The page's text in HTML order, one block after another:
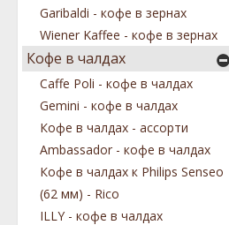
Garibaldi - кофе в зернах
Wiener Kaffee - кофе в зернах
Кофе в чалдах
Caffe Poli - кофе в чалдах
Gemini - кофе в чалдах
Кофе в чалдах - ассорти
Ambassador - кофе в чалдах
Кофе в чалдах к Philips Senseo
(62 мм) - Rico
ILLY - кофе в чалдах